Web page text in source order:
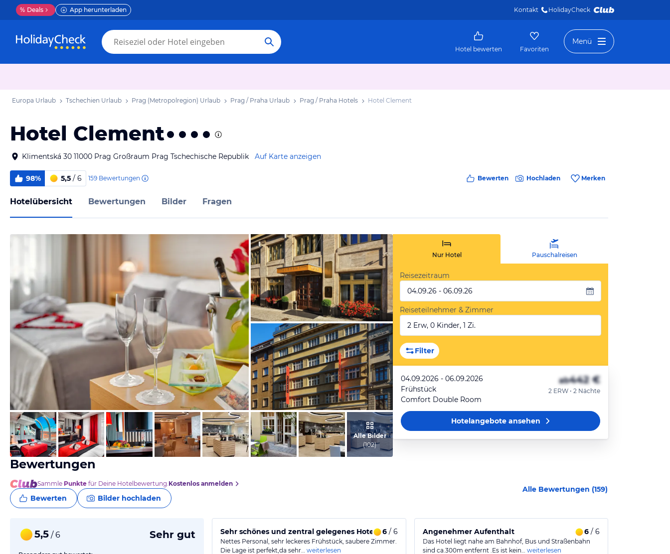
% Deals App herunterladen Kontakt HolidayCheck
Hotel bewerten Favoriten
Menü
Europa Urlaub Tschechien Urlaub Prag (Metropolregion) Urlaub Prag / Praha Urlaub Prag / Praha Hotels Hotel Clement
Hotel Clement
Klimentská 30 11000 Prag Großraum Prag Tschechische Republik Auf Karte anzeigen
98% 5,5 / 6 159 Bewertungen Bewerten Hochladen Merken
Hotelübersicht Bewertungen Bilder Fragen
vom Hotelier, Mai 2016
vom Hotelier, März 2017
vom Hotelier, März 2017
Alle Bilder
(102)
Nur Hotel Pauschalreisen
Reisezeitraum
04.09.26 - 06.09.26
Reiseteilnehmer & Zimmer
2 Erw, 0 Kinder, 1 Zi.
Filter
04.09.2026 - 06.09.2026
Frühstück
Comfort Double Room
ab442 €
2 ERW • 2 Nächte
Hotelangeboteansehen
Bewertungen
Sammle Punkte für Deine Hotelbewertung.Kostenlos anmelden
Bewerten Bilder hochladen
Alle Bewertungen (159)
5,5 / 6 Sehr gut Sehr schönes und zentral gelegenes Hotel 6/ 6
Nettes Personal, sehr leckeres Frühstück, saubere Zimmer.
Die Lage ist perfekt,da sehr… weiterlesen
Angenehmer Aufenthalt 6/ 6
Das Hotel liegt nahe am Bahnhof, Bus und Straßenbahn
sind ca.300m entfernt .Es ist kein… weiterlesen